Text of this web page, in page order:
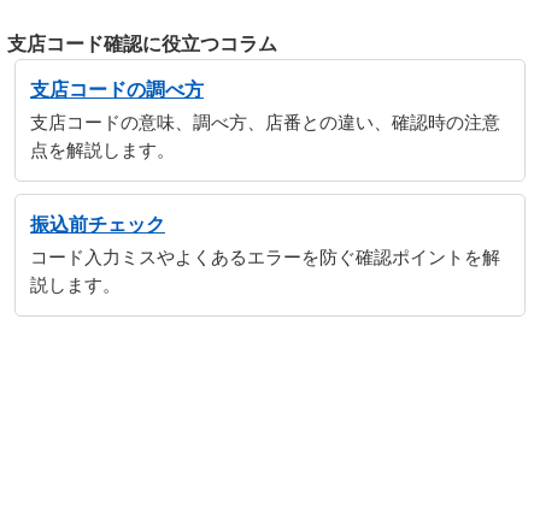
支店コード確認に役立つコラム
支店コードの調べ方
支店コードの意味、調べ方、店番との違い、確認時の注意
点を解説します。
振込前チェック
コード入力ミスやよくあるエラーを防ぐ確認ポイントを解
説します。